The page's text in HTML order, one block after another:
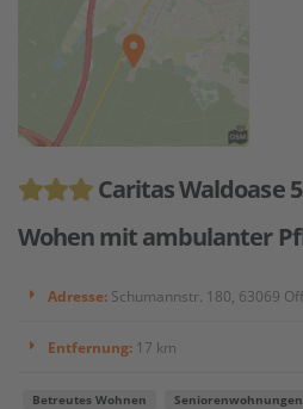
Caritas Waldoase
Wohen mit ambulanter
Adresse: Schumannstr. 180, 63069
Entfernung: 17 km
Betreutes Wohnen